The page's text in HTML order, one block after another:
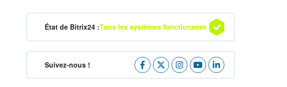
État de Bitrix24 :Tous les systèmes fonctionnent
Suivez-nous !